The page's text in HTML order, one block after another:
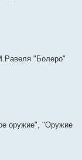
"Болеро"
оружие", "Оружие